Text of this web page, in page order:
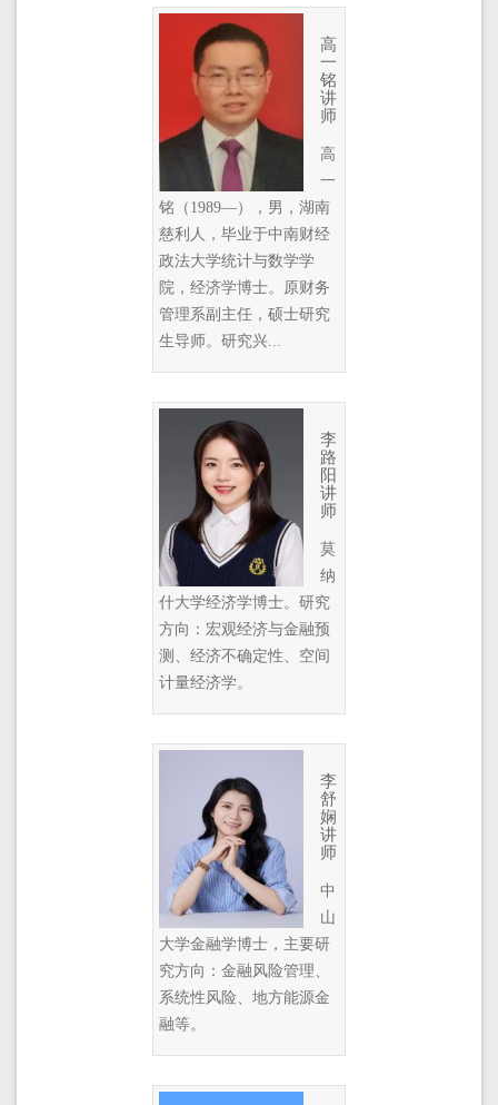
高
一
铭
讲
师
高
一
铭（1989—），男，湖南
慈利人，毕业于中南财经
政法大学统计与数学学
院，经济学博士。原财务
管理系副主任，硕士研究
生导师。研究兴...
李
路
阳
讲
师
莫
纳
什大学经济学博士。研究
方向：宏观经济与金融预
测、经济不确定性、空间
计量经济学。
李
舒
娴
讲
师
中
山
大学金融学博士，主要研
究方向：金融风险管理、
系统性风险、地方能源金
融等。